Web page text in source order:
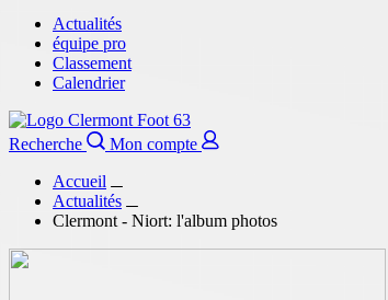
Actualités
équipe pro
Classement
Calendrier
Recherche
Mon compte
Accueil
Actualités
Clermont - Niort: l'album photos